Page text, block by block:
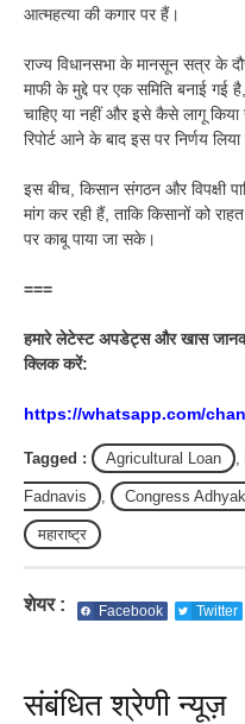
आत्महत्या की कगार पर हैं।
राज्य विधानसभा के मानसून सत्र के
माफी के मुद्दे पर एक समिति बनाई गई
चाहिए या नहीं और इसे कैसे लागू
रिपोर्ट आने के बाद इस पर निर्णय लिया
इस बीच, किसान संगठन और विपक्षी
मांग कर रही हैं, ताकि किसानों को
पर काबू पाया जा सके।
===
हमारे लेटेस्ट अपडेट्स और खास
क्लिक करें:
https://whatsapp.com/
Tagged : Agricultural Loan
Fadnavis Congress
महाराष्ट्र
शेयर : Facebook Twitter
संबंधित श्रेणी न्यूज़